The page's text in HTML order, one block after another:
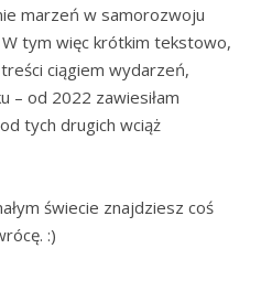
marzeń w samorozwoju
tym więc krótkim tekstowo,
ciągiem wydarzeń,
– od 2022 zawiesiłam
tych drugich wciąż
świecie znajdziesz coś
:)